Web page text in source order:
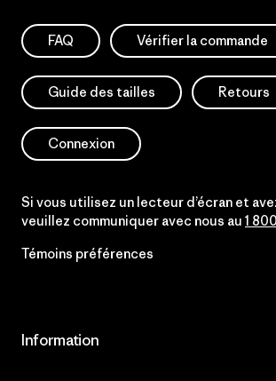
FAQ Vérifier la commande
Guide des tailles Retours
Connexion
Si vous utilisez un lecteur d’écran et
veuillez communiquer avec nous au 1
Témoins préférences
Information